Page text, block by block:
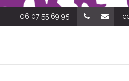
06 07 55 69 95